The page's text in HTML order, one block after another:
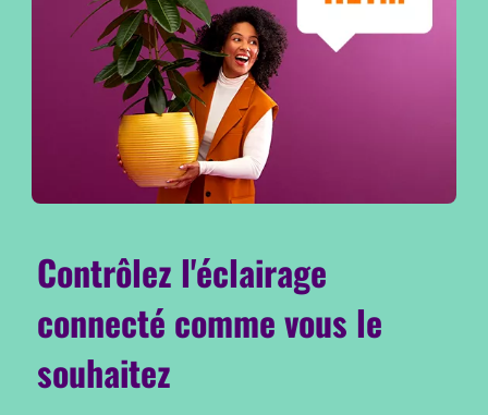
Contrôlez l'éclairage
connecté comme vous le
souhaitez